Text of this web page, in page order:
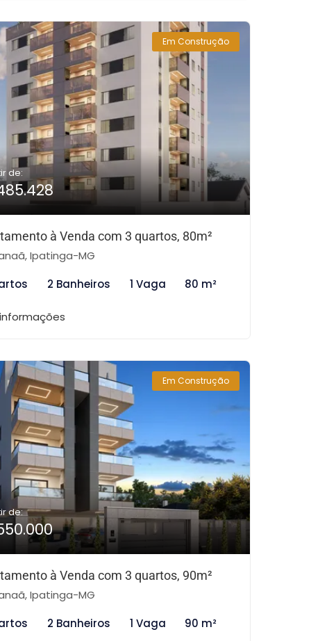
Em Construção
de:
à Venda com 3 quartos, 80m²
Ipatinga-MG
2 Banheiros 1 Vaga 80 m²
Em Construção
de:
à Venda com 3 quartos, 90m²
Ipatinga-MG
2 Banheiros 1 Vaga 90 m²